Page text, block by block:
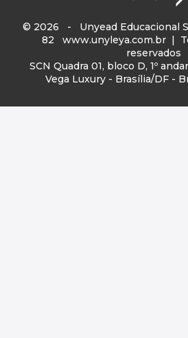
© 2026 - Unyead Educacional
82 www.unyleya.com.br |
reservados
SCN Quadra 01, bloco D, 1º
Vega Luxury - Brasília/DF -